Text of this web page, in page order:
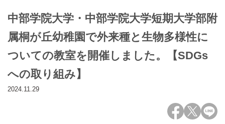
中部学院大学・中部学院大学短期大学部附
属桐が丘幼稚園で外来種と生物多様性に
ついての教室を開催しました。【SDGs
への取り組み】
2024.11.29